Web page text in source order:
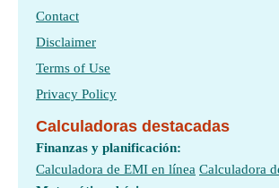
Contact
Disclaimer
Terms of Use
Privacy Policy
Calculadoras destacadas
Finanzas y planificación:
Calculadora de EMI en línea Calculadora